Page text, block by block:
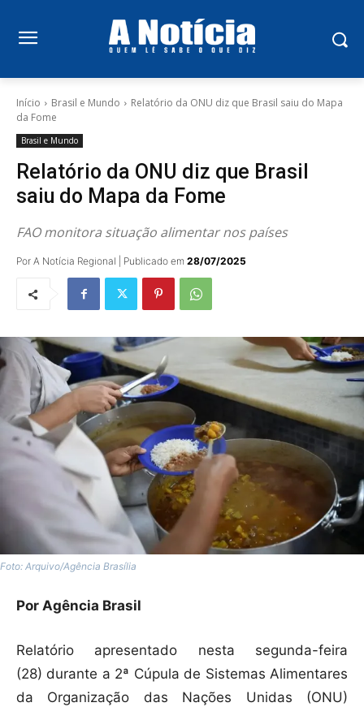
Início Brasil e Mundo
Relatório da ONU diz que Brasil saiu do Mapa
da Fome
Brasil e Mundo
Relatório da ONU diz que Brasil
saiu do Mapa da Fome
FAO monitora situação alimentar nos países
Por A Notícia Regional | Publicado em 28/07/2025
Foto: Arquivo/Agência Brasília
Por Agência Brasil
Relatório apresentado nesta segunda-feira
(28) durante a 2ª Cúpula de Sistemas Alimentares
da Organização das Nações Unidas (ONU)